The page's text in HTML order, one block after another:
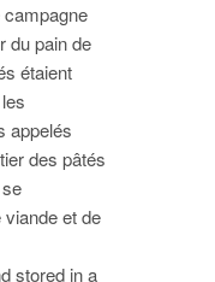
du pain de
étaient
appelés
des pâtés
et de
stored in a